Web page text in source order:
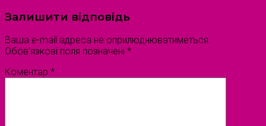
Залишити відповідь
Ваша e-mail адреса не оприлюднюватиметься.
Обов’язкові поля позначені *
Коментар *